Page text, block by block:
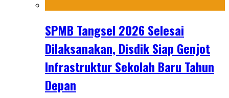
SPMB Tangsel 2026 Selesai
Dilaksanakan, Disdik Siap Genjot
Infrastruktur Sekolah Baru Tahun
Depan